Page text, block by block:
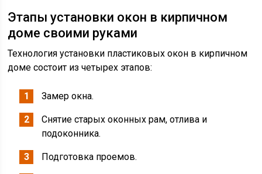
Этапы установки окон в кирпичном
доме своими руками
Технология установки пластиковых окон в кирпичном
доме состоит из четырех этапов:
Замер окна.
Снятие старых оконных рам, отлива и
подоконника.
Подготовка проемов.